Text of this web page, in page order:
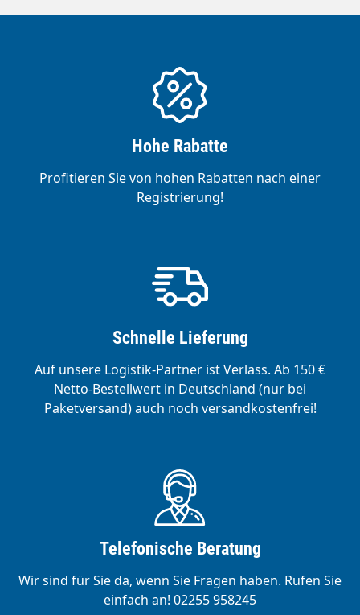
Hohe Rabatte
Profitieren Sie von hohen Rabatten nach einer
Registrierung!
Schnelle Lieferung
Auf unsere Logistik-Partner ist Verlass. Ab 150 €
Netto-Bestellwert in Deutschland (nur bei
Paketversand) auch noch versandkostenfrei!
Telefonische Beratung
Wir sind für Sie da, wenn Sie Fragen haben. Rufen Sie
einfach an! 02255 958245